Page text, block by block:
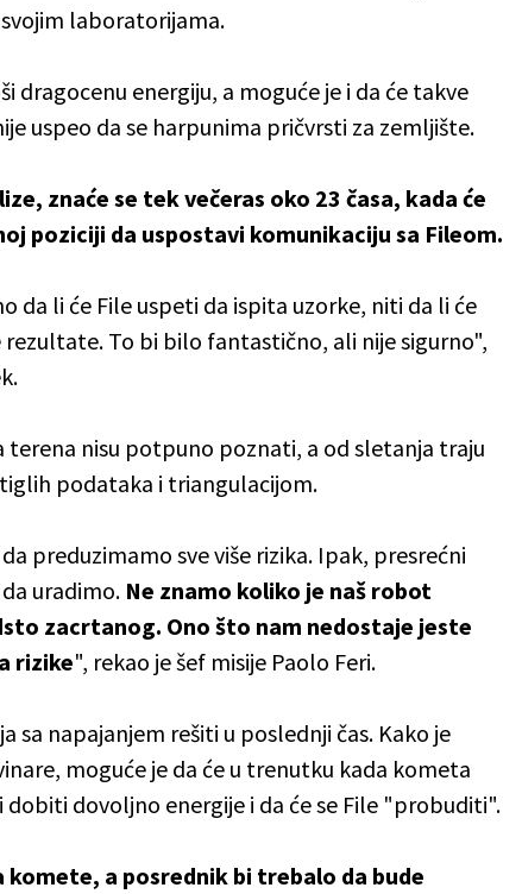
laboratorijama.
dragocenu energiju, a moguće je i da će takve
uspeo da se harpunima pričvrsti za zemljište.
znaće se tek večeras oko 23 časa, kada će
poziciji da uspostavi komunikaciju sa Fileom.
da li će File uspeti da ispita uzorke, niti da li će
To bi bilo fantastično, ali nije sigurno",
terena nisu potpuno poznati, a od sletanja traju
podataka i triangulacijom.
preduzimamo sve više rizika. Ipak, presrećni
uradimo. Ne znamo koliko je naš robot
zacrtanog. Ono što nam nedostaje jeste
rizike", rekao je šef misije Paolo Feri.
sa napajanjem rešiti u poslednji čas. Kako je
moguće je da će u trenutku kada kometa
dovoljno energije i da će se File "probuditi".
a posrednik bi trebalo da bude